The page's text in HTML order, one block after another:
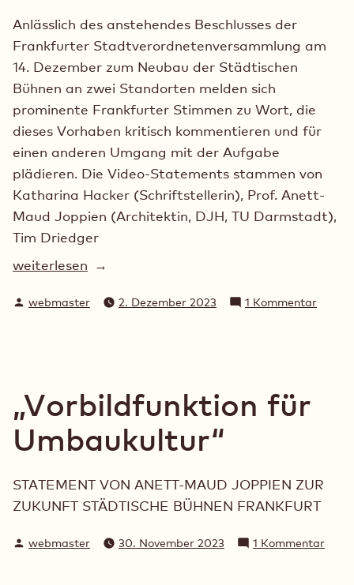
Anlässlich des anstehendes Beschlusses der
Frankfurter Stadtverordnetenversammlung am
14. Dezember zum Neubau der Städtischen
Bühnen an zwei Standorten melden sich
prominente Frankfurter Stimmen zu Wort, die
dieses Vorhaben kritisch kommentieren und für
einen anderen Umgang mit der Aufgabe
plädieren. Die Video-Statements stammen von
Katharina Hacker (Schriftstellerin), Prof. Anett-
Maud Joppien (Architektin, DJH, TU Darmstadt),
Tim Driedger
„Kulturschaffende
für
weiterlesen
Verfasst
webmaster 2. Dezember 2023 1 Kommentarzu
„Vorbildfunktion für
Umbaukultur“
STATEMENT VON ANETT-MAUD JOPPIEN ZUR
ZUKUNFT STÄDTISCHE BÜHNEN FRANKFURT
Verfasst
webmaster 30. November 2023 1 Kommentarzu